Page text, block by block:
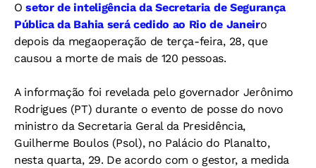
Osetor de inteligência da Secretaria de Segurança
Pública da Bahia será cedido ao Rio de Janeiro
depois da megaoperação de terça-feira, 28, que
causou a morte de mais de 120 pessoas.
A informação foi revelada pelo governador Jerônimo
Rodrigues (PT) durante o evento de posse do novo
ministro da Secretaria Geral da Presidência,
Guilherme Boulos (Psol), no Palácio do Planalto,
nesta quarta, 29. De acordo com o gestor, a medida